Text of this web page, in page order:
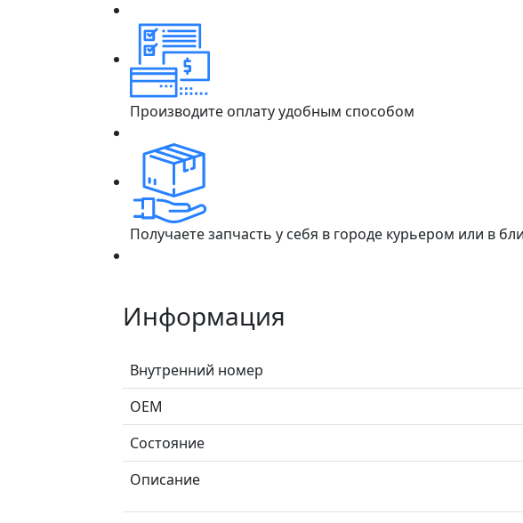
Производите оплату удобным способом
Получаете запчасть у себя в городе курьером или в
Информация
Внутренний номер
ОЕМ
Состояние
Описание